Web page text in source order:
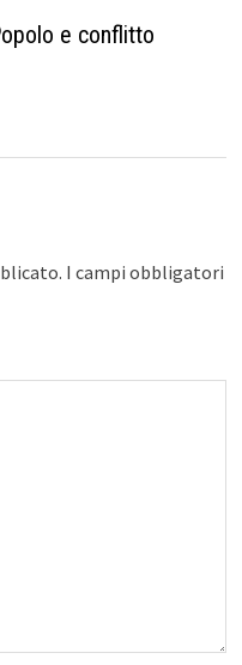
e conflitto
I campi obbligatori